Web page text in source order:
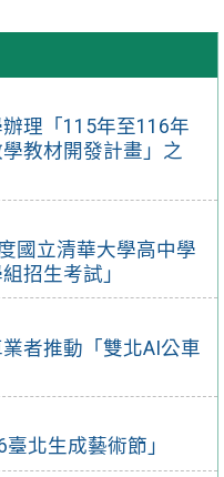
理「115年至116年
教材開發計畫」之
國立清華大學高中學
招生考試」
者推動「雙北AI公車
北生成藝術節」